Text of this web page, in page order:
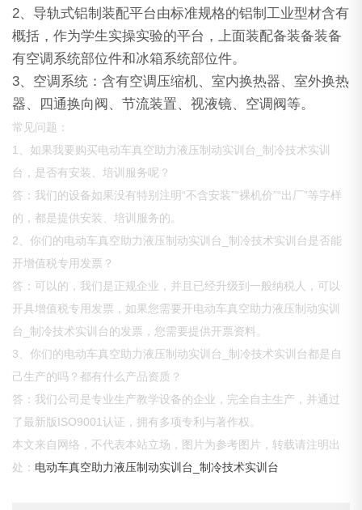
2、导轨式铝制装配平台由标准规格的铝制工业型材含有
概括，作为学生实操实验的平台，上面装配备装备装备
有空调系统部位件和冰箱系统部位件。
3、空调系统：含有空调压缩机、室内换热器、室外换热
器、四通换向阀、节流装置、视液镜、空调阀等。
常见问题：
1、如果我要购买电动车真空助力液压制动实训台_制冷技术实训
台，是否有安装、培训服务呢？
答：我们的设备如果没有特别注明“不含安装”“裸机价”“出厂”等字样
的，都是提供安装、培训服务的。
2、你们的电动车真空助力液压制动实训台_制冷技术实训台是否能
开增值税专用发票？
答：可以的，我们是正规企业，并且已经升级到一般纳税人，可以
开具增值税专用发票，如果您需要开电动车真空助力液压制动实训
台_制冷技术实训台的发票，您需要提供开票资料。
3、你们的电动车真空助力液压制动实训台_制冷技术实训台都是自
己生产的吗？都有什么产品资质？
答：我们公司是专业生产教学设备的企业，完全自主生产，并通过
了最新版ISO9001认证，拥有多项专利与著作权。
本文来自网络，不代表本站立场，图片为参考图片，转载请注明出
处： 电动车真空助力液压制动实训台_制冷技术实训台